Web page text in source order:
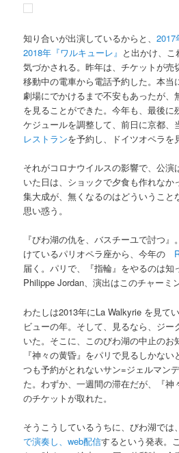
知り合いが出演しているからと、2017
2018年『ワルキューレ』 と出かけ、こ
気づかされる。昨年は、チケットが売
移動中の電車から電話予約した。本当
劇場にでかけるまで不安もあったが、
を見ることができた。今年も、最後に
ケジュールを調整して、前日に京都、
レストランを予約し、ドイツオペラを
それがコロナウイルスの影響で、公
いた日は、ショックで夕食も作れなか
集大成が、無くなるのはどういうこと
思い惑う。
『びわ湖の仇を、バスチーユで討つ
けているパリオペラ座から、今年の
届く。パリで、『指輪』をやるのは知
Philippe Jordan、演出はこのチャーミ
わたしは2013年にLa Walkyrie を見て
ビューの年。そして、見るなら、ジー
いた。そこに、このびわ湖の中止のお
『神々の黄昏』をパリで見るしかな
つも予約がとれないサン=ジェルマン
た。わずか、一週間の滞在だが、『神
のチケットが取れた。
そうこうしているうちに、びわ湖では
で演奏し、web配信するという発表。